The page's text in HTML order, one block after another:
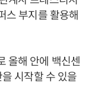
스 부지를 활용해
올해 안에 백신센
시작할 수 있을